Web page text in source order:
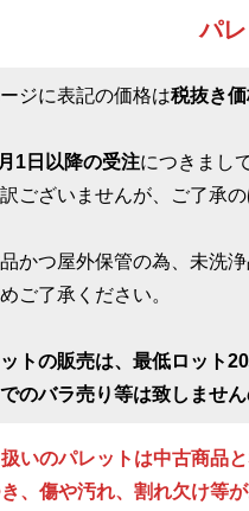
パ
ジに表記の価格は税抜き
1日以降の受注につきまして
ございませんが、ご了承の
品かつ屋外保管の為、未洗
ご了承ください。
トの販売は、最低ロット20
のバラ売り等は致しませ
いのパレットは中古商品
、傷や汚れ、割れ欠け等